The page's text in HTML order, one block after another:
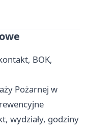
BOK,
Pożarnej w
wydziały, godziny